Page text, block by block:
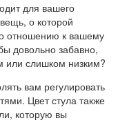
для вашего
о которой
отношению к вашему
довольно забавно,
или слишком низким?
вам регулировать
Цвет стула также
которую вы